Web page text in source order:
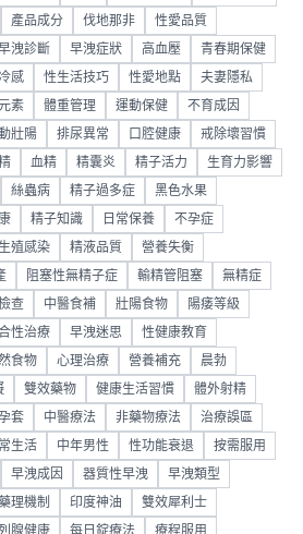
產品成分 伐地那非 性愛品質
洩診斷 早洩症狀 高血壓 青春期保健
感 性生活技巧 性愛地點 夫妻隱私
素 體重管理 運動保健 不育成因
壯陽 排尿異常 口腔健康 戒除壞習慣
血精 精囊炎 精子活力 生育力影響
絲蟲病 精子過多症 黑色水果
精子知識 日常保養 不孕症
生殖感染 精液品質 營養失衡
阻塞性無精子症 輸精管阻塞 無精症
查 中醫食補 壯陽食物 陽痿等級
性治療 早洩迷思 性健康教育
食物 心理治療 營養補充 晨勃
雙效藥物 健康生活習慣 體外射精
套 中醫療法 非藥物療法 治療誤區
生活 中年男性 性功能衰退 按需服用
早洩成因 器質性早洩 早洩類型
理機制 印度神油 雙效犀利士
腺健康 每日錠療法 療程服用